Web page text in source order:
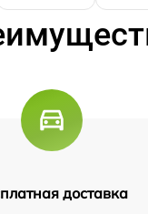
доставка